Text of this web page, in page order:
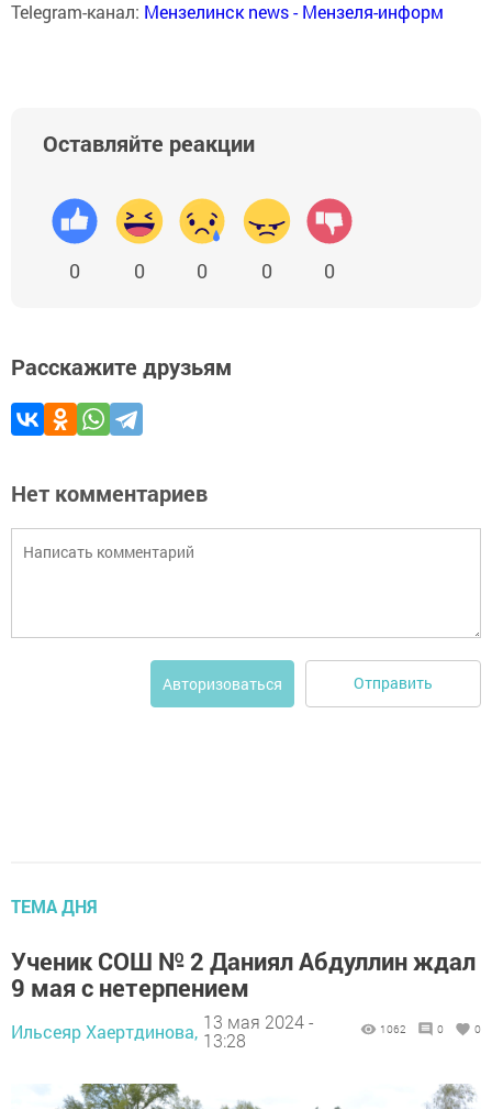
Telegram-канал: Мензелинск news - Мензеля-информ
Оставляйте реакции
0 0 0 0 0
Расскажите друзьям
Нет комментариев
Авторизоваться Отправить
ТЕМА ДНЯ
Ученик СОШ № 2 Даниял Абдуллин ждал
9 мая с нетерпением
Ильсеяр Хаертдинова, 13 мая 2024 -
13:28
1062 0 0